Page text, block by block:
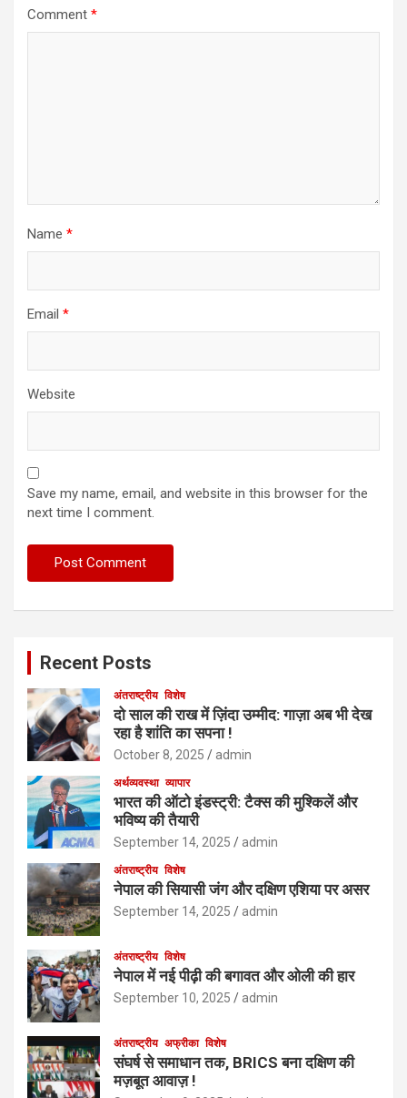
Comment *
Name *
Email *
Website
Save my name, email, and website in this browser for the
next time I comment.
Recent Posts
अंतराष्ट्रीय विशेष
दो साल की राख में ज़िंदा उम्मीद: गाज़ा अब भी देख
रहा है शांति का सपना !
October 8, 2025 admin
अर्थव्यवस्था व्यापार
भारत की ऑटो इंडस्ट्री: टैक्स की मुश्किलें और
भविष्य की तैयारी
September 14, 2025 admin
अंतराष्ट्रीय विशेष
नेपाल की सियासी जंग और दक्षिण एशिया पर असर
September 14, 2025 admin
अंतराष्ट्रीय विशेष
नेपाल में नई पीढ़ी की बगावत और ओली की हार
September 10, 2025 admin
अंतराष्ट्रीय अफ्रीका विशेष
संघर्ष से समाधान तक, BRICS बना दक्षिण की
मज़बूत आवाज़ !